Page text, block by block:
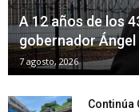
A 12 años de los
gobernador
7 agosto, 2026
Continúa